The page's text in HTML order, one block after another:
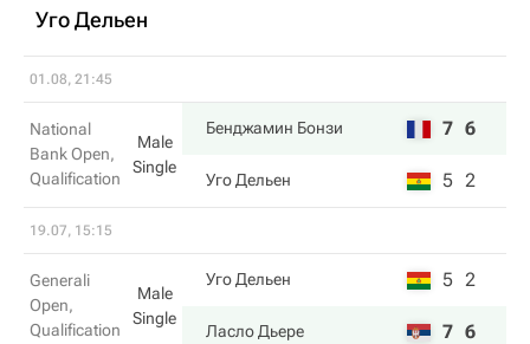
Уго Дельен
01.08, 21:45
National
Bank Open,
Qualification
Male
Single
Бенджамин Бонзи 7 6
Уго Дельен 5 2
19.07, 15:15
Generali
Open,
Qualification
Male
Single
Уго Дельен 5 2
Ласло Дьере 7 6